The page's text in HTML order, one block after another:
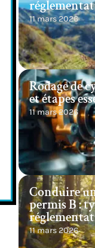
11 mars 2026
Rodage de
et étapes
11 mars 2026
Conduire
permis B :
11 mars 2026